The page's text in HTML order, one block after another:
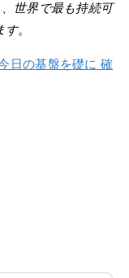
世界で最も持続可
。
日の基盤を礎に 確